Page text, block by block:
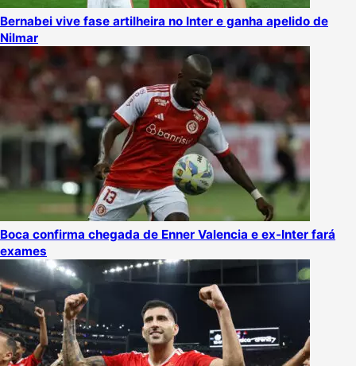
Bernabei vive fase artilheira no Inter e ganha apelido de
Nilmar
Boca confirma chegada de Enner Valencia e ex-Inter fará
exames